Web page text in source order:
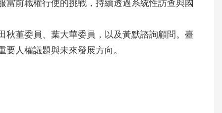
前職權行使的挑戰，持續透過系統性訪查與國
堇委員、葉大華委員，以及黃默諮詢顧問。臺
人權議題與未來發展方向。